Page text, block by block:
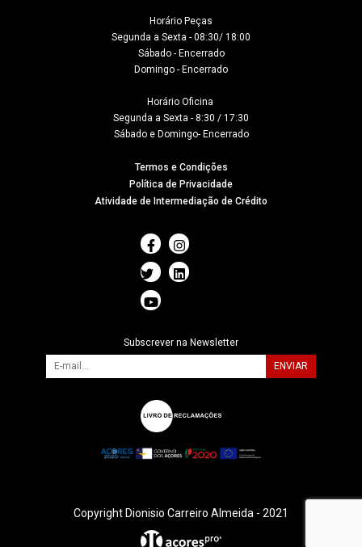
Horário Peças
Segunda a Sexta - 08:30/ 18:00
Sábado - Encerrado
Domingo - Encerrado
Horário Oficina
Segunda a Sexta - 8:30 / 17:30
Sábado e Domingo- Encerrado
Termos e Condições
Política de Privacidade
Atividade de Intermediação de Crédito
Subscrever na Newsletter
ENVIAR
Copyright Dionisio Carreiro Almeida - 2021